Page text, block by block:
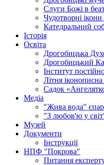
Слуги Божі в
Чудотворні ікони
Катедральний
Історія
Освіта
Дрогобицька
Дрогобицький
Інститут
Літня
Садок
Медіа
"Жива вода"
"З любов'ю у
Музей
Документи
Інструкції
НПФ "Покрова"
Питання